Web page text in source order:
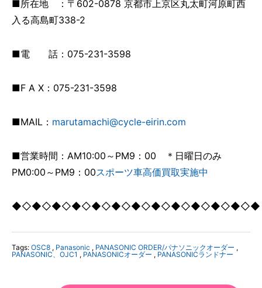
■所在地 ：〒602-0878 京都市上京区丸太町河原町西
入る高島町338-2
■電 話：075-231-3598
■F A X：075-231-3598
■MAIL： marutamachi@cycle-eirin.com
■営業時間：AM10:00～PM9：00 ＊日曜日のみ
PM0:00～PM9：00スポーツ車高価買取実施中
◆◇◆◇◆◇◆◇◆◇◆◇◆◇◆◇◆◇◆◇◆◇◆◇◆
Tags: OSC8 , Panasonic , PANASONIC ORDER/パナソニックオーダー ,
PANASONIC、OJC1 , PANASONICオーダー , PANASONICランドナー